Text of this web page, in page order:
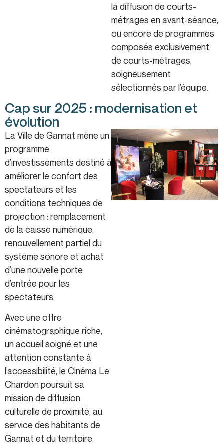
la diffusion de courts-
métrages en avant-séance,
ou encore de programmes
composés exclusivement
de courts-métrages,
soigneusement
sélectionnés par l’équipe.
Cap sur 2025 : modernisation et
évolution
La Ville de Gannat mène un
programme
d’investissements destiné à
améliorer le confort des
spectateurs et les
conditions techniques de
projection : remplacement
de la caisse numérique,
renouvellement partiel du
système sonore et achat
d’une nouvelle porte
d’entrée pour les
spectateurs.
Avec une offre
cinématographique riche,
un accueil soigné et une
attention constante à
l’accessibilité, le Cinéma Le
Chardon poursuit sa
mission de diffusion
culturelle de proximité, au
service des habitants de
Gannat et du territoire.